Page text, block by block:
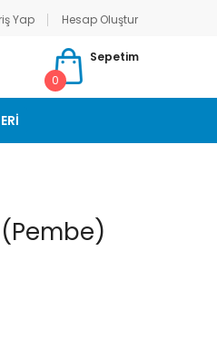
Yap
Hesap Oluştur
Sepetim
0